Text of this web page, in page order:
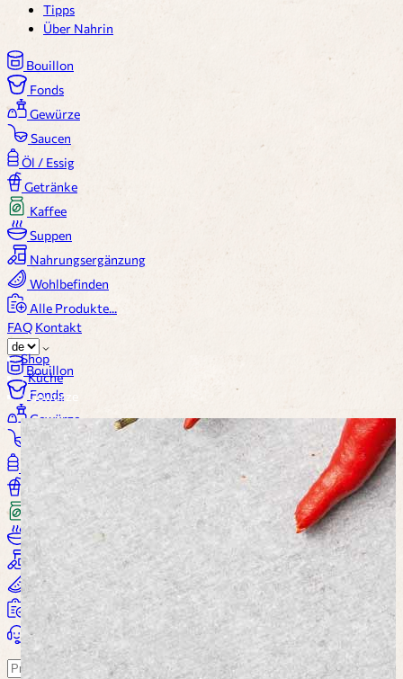
Tipps
Über Nahrin
Bouillon
Fonds
Gewürze
Saucen
Öl / Essig
Getränke
Kaffee
Suppen
Nahrungsergänzung
Wohlbefinden
Alle Produkte...
FAQ Kontakt
Bouillon
Fonds
Gewürze
Saucen
Öl / Essig
Getränke
Kaffee
Suppen
Nahrungsergänzung
Wohlbefinden
Alle Produkte...
Warenkorb
Suchen
Shop
〉Küche
〉 Gewürze